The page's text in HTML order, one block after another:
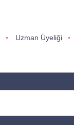
Uzman Üyeliği